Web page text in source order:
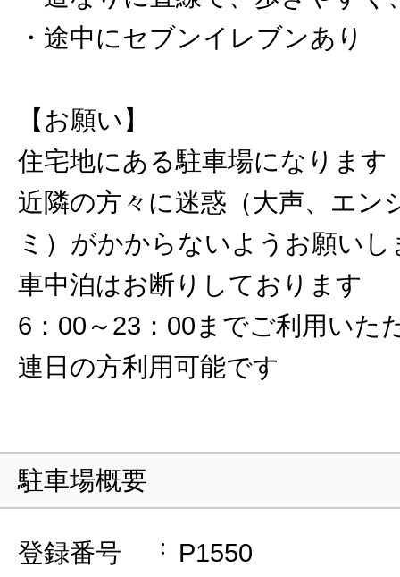
・途中にセブンイレブンあり
【お願い】
住宅地にある駐車場になります
近隣の方々に迷惑（大声、エン
ミ）がかからないようお願いし
車中泊はお断りしております
6：00～23：00までご利用いた
連日の方利用可能です
駐車場概要
登録番号
P1550